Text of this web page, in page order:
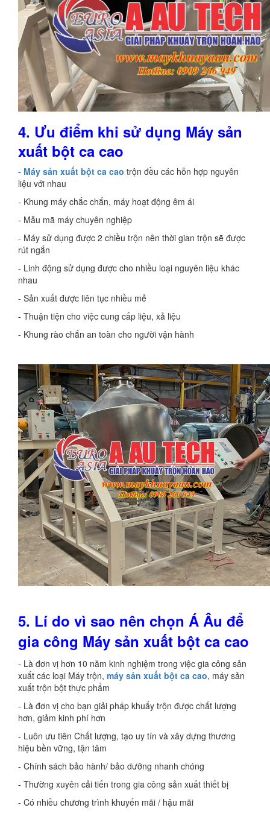
4. Ưu điểm khi sử dụng Máy sản
xuất bột ca cao
- Máy sản xuất bột ca cao trộn đều các hỗn hợp nguyên
liệu với nhau
- Khung máy chắc chắn, máy hoạt động êm ái
- Mẫu mã máy chuyên nghiệp
- Máy sử dụng được 2 chiều trộn nên thời gian trộn sẽ được
rút ngắn
- Linh động sử dụng được cho nhiều loại nguyên liệu khác
nhau
- Sản xuất được liên tục nhiều mẻ
- Thuận tiện cho việc cung cấp liệu, xả liệu
- Khung rào chắn an toàn cho người vận hành
5. Lí do vì sao nên chọn Á Âu để
gia công Máy sản xuất bột ca cao
- Là đơn vị hơn 10 năm kinh nghiệm trong việc gia công sản
xuất các loại Máy trộn, máy sản xuất bột ca cao, máy sản
xuất trộn bột thực phẩm
- Là đơn vị cho bạn giải pháp khuấy trộn được chất lượng
hơn, giảm kinh phí hơn
- Luôn ưu tiên Chất lượng, tạo uy tín và xây dựng thương
hiệu bền vững, tận tâm
- Chính sách bảo hành/ bảo dưỡng nhanh chóng
- Thường xuyên cải tiến trong gia công sản xuất thiết bị
- Có nhiều chương trình khuyến mãi / hậu mãi